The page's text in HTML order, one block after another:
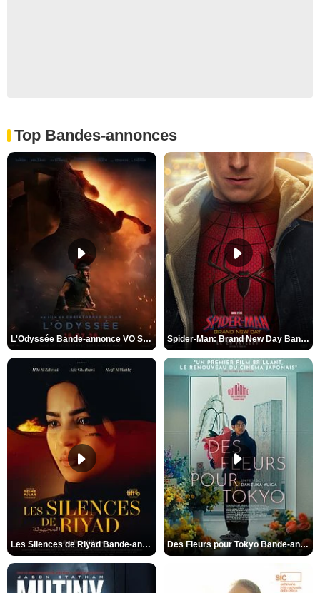
Top Bandes-annonces
L'Odyssée Bande-annonce VO STFR Spider-Man: Brand New Day Bande-annonce VO STFR
Les Silences de Riyad Bande-annonce VO STFR Des Fleurs pour Tokyo Bande-annonce VO STFR